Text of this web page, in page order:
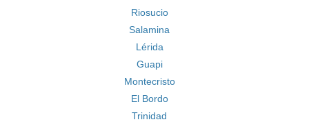
Riosucio
Salamina
Lérida
Guapi
Montecristo
El Bordo
Trinidad